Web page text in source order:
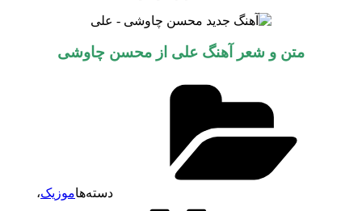
متن و شعر آهنگ علی از محسن چاوشی
دسته‌هاموزیک،